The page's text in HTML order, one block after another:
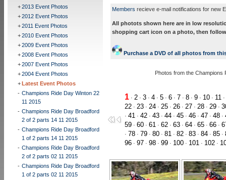
+2013 Event Photos
+2012 Event Photos
+2011 Event Photos
+2010 Event Photos
+2009 Event Photos
+2008 Event Photos
+2007 Event Photos
+2004 Event Photos
+Latest Event Photos
- Champions Ride Day Winton 22
11 2015
- Champions Ride Day Broadford
2 of 2 parts 14 11 2015
- Champions Ride Day Broadford
1 of 2 parts 14 11 2015
- Champions Ride Day Broadford
2 of 2 parts 02 11 2015
- Champions Ride Day Broadford
1 of 2 parts 02 11 2015
Members recieve e-mail notifications for new
All photots shown here are in low
shopping cart icon on a photo, then
Purchase a DVD of all photos from
Photos from the Champions
1 · 2 · 3 · 4 · 5 · 6 · 7 · 8 · 9 · 10 · 11 ·
22 · 23 · 24 · 25 · 26 · 27 · 28 · 29 ·
· 41 · 42 · 43 · 44 · 45 · 46 · 47 · 48 ·
59 · 60 · 61 · 62 · 63 · 64 · 65 · 66 ·
· 78 · 79 · 80 · 81 · 82 · 83 · 84 · 85 ·
96 · 97 · 98 · 99 · 100 · 101 · 102 ·